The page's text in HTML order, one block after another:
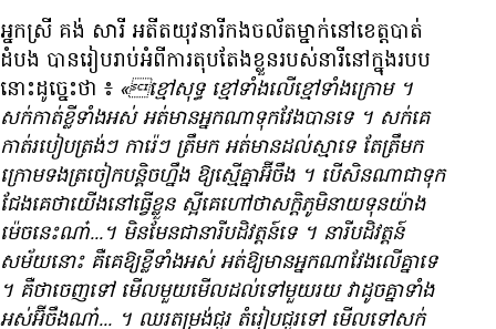
អ្នកស្រី គង់ សារី អតីត​យុវនារី​កង​ចល័ត​ម្នាក់​នៅ​ខេត្ត​បាត់
ដំបង បាន​រៀបរាប់​អំពី​ការ​តុបតែង​ខ្លួន​របស់​នារី​នៅ​ក្នុង​របប​
នោះ​ដូច្នេះ​ថា ៖ «ខ្មៅ​សុទ្ធ ខ្មៅ​ទាំង​លើ​ខ្មៅ​ទាំង​ក្រោម ។
សក់​កាត់​ខ្លី​ទាំងអស់ អត់​មាន​អ្នកណា​ទុក​វែង​បាន​ទេ ។ សក់​គេ​
កាត់​របៀប​ត្រង់ៗ ការ៉េៗ ត្រឹម​ក អត់​មាន​ដល់​ស្មា​ទេ តែ​ត្រឹម​ក​
ក្រោម​ទង​ត្រចៀក​បន្តិច​ហ្នឹង ឱ្យ​ស្មើ​គ្នា​អ៊ីចឹង ។ បើ​សិន​ណា​ជា​ទុក​
ជែង​គេ​ថា​យើង​នៅ​ធ្វើ​ខ្លួន ស្អី​គេ​ហៅ​ថា​សក្តិភូមិ​នាយទុន​យ៉ាង
ម៉េច​នេះ​ណា៎...។ មិនមែន​ជា​នារី​បដិវត្តន៍​ទេ ។ នារី​បដិវត្តន៍​
សម័យ​នោះ គឺ​គេ​ឱ្យ​ខ្លី​ទាំងអស់ អត់​ឱ្យ​មាន​អ្នកណា​វែង​លើ​គ្នា​ទេ
។ គឺ​ថា​ចេញ​ទៅ មើល​មួយ​មើល​ដល់​ទៅ​មួយរយ វា​ដូចគ្នា​ទាំង
អស់​អ៊ីចឹង​ណា៎... ។ ឈរ​តម្រង់​ជួរ តំរៀប​ជួរ​ទៅ មើល​ទៅ​សក់